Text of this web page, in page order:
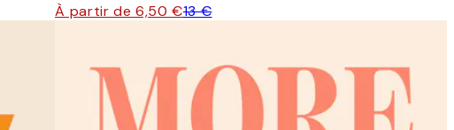
À partir de 6,50 €13 €